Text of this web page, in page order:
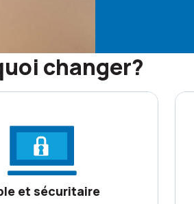
changer?
et sécuritaire